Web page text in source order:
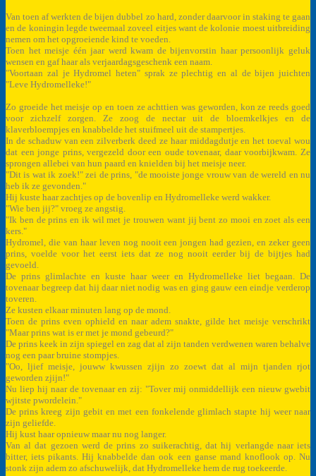
Van toen af werkten de bijen dubbel zo hard, zonder daarvoor in staking te gaan
en de koningin legde tweemaal zoveel eitjes want de kolonie moest uitbreiding
nemen om het opgroeiende kind te voeden.
Toen het meisje één jaar werd kwam de bijenvorstin haar persoonlijk geluk
wensen en gaf haar als verjaardagsgeschenk een naam.
"Voortaan zal je Hydromel heten" sprak ze plechtig en al de bijen juichten
"Leve Hydromelleke!"
Zo groeide het meisje op en toen ze achttien was geworden, kon ze reeds goed
voor zichzelf zorgen. Ze zoog de nectar uit de bloemkelkjes en de
klaverbloempjes en knabbelde het stuifmeel uit de stampertjes.
In de schaduw van een zilverberk deed ze haar middagdutje en het toeval wou
dat een jonge prins, vergezeld door een oude tovenaar, daar voorbijkwam. Ze
sprongen allebei van hun paard en knielden bij het meisje neer.
"Dit is wat ik zoek!" zei de prins, "de mooiste jonge vrouw van de wereld en nu
heb ik ze gevonden."
Hij kuste haar zachtjes op de bovenlip en Hydromelleke werd wakker.
"Wie ben jij?" vroeg ze angstig.
"Ik ben de prins en ik wil met je trouwen want jij bent zo mooi en zoet als een
kers."
Hydromel, die van haar leven nog nooit een jongen had gezien, en zeker geen
prins, voelde voor het eerst iets dat ze nog nooit eerder bij de bijtjes had
gevoeld.
De prins glimlachte en kuste haar weer en Hydromelleke liet begaan. De
tovenaar begreep dat hij daar niet nodig was en ging gauw een eindje verderop
toveren.
Ze kusten elkaar minuten lang op de mond.
Toen de prins even ophield en naar adem snakte, gilde het meisje verschrikt
"Maar prins wat is er met je mond gebeurd?"
De prins keek in zijn spiegel en zag dat al zijn tanden verdwenen waren behalve
nog een paar bruine stompjes.
"Oo, ljief meisje, jouww kwussen zjijn zo zoewt dat al mijn tjanden rjot
geworden zjijn!"
Nu liep hij naar de tovenaar en zij: "Tover mij onmiddellijk een nieuw gwebit
wjitste pwordelein."
De prins kreeg zijn gebit en met een fonkelende glimlach stapte hij weer naar
zijn geliefde.
Hij kust haar opnieuw maar nu nog langer.
Van al dat gezoen werd de prins zo suikerachtig, dat hij verlangde naar iets
bitter, iets pikants. Hij knabbelde dan ook een ganse mand knoflook op. Nu
stonk zijn adem zo afschuwelijk, dat Hydromelleke hem de rug toekeerde.